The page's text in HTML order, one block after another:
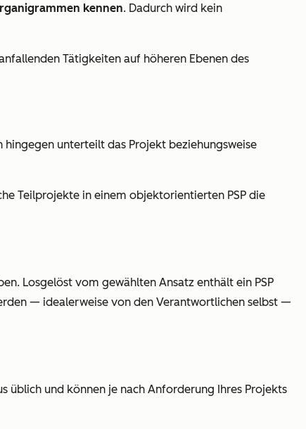
kennen. Dadurch wird kein
Tätigkeiten auf höheren Ebenen des
unterteilt das Projekt beziehungsweise
Teilprojekte in einem objektorientierten PSP die
Losgelöst vom gewählten Ansatz enthält ein PSP
— idealerweise von den Verantwortlichen selbst —
üblich und können je nach Anforderung Ihres Projekts